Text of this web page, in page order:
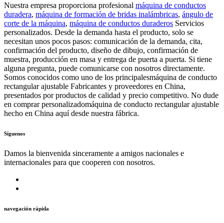
Nuestra empresa proporciona profesional máquina de conductos
duradera, máquina de formación de bridas inalámbricas, ángulo de
corte de la máquina, máquina de conductos duraderos Servicios
personalizados. Desde la demanda hasta el producto, solo se
necesitan unos pocos pasos: comunicación de la demanda, cita,
confirmación del producto, diseño de dibujo, confirmación de
muestra, producción en masa y entrega de puerta a puerta. Si tiene
alguna pregunta, puede comunicarse con nosotros directamente.
Somos conocidos como uno de los principalesmáquina de conducto
rectangular ajustable Fabricantes y proveedores en China,
presentados por productos de calidad y precio competitivo. No dude
en comprar personalizadomáquina de conducto rectangular ajustable
hecho en China aquí desde nuestra fábrica.
Síguenos
Damos la bienvenida sinceramente a amigos nacionales e
internacionales para que cooperen con nosotros.
navegación rápida